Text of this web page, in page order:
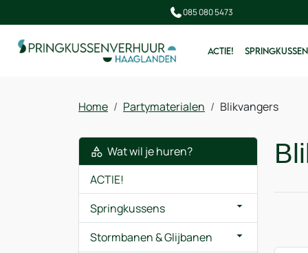
085 080 5473
ACTIE!
Home Partymaterialen Blikvangers
Wat wil je huren?
ACTIE!
Springkussens
Stormbanen & Glijbanen